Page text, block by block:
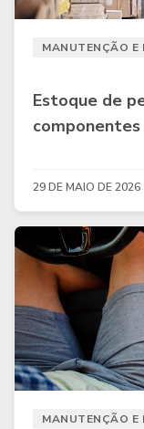
MANUTENÇÃO E
Estoque de
29 DE MAIO DE 2026
MANUTENÇÃO E